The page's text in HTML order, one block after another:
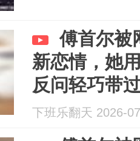
傅首尔被
新恋情，她
反问轻巧带
下班乐翻天 2026-